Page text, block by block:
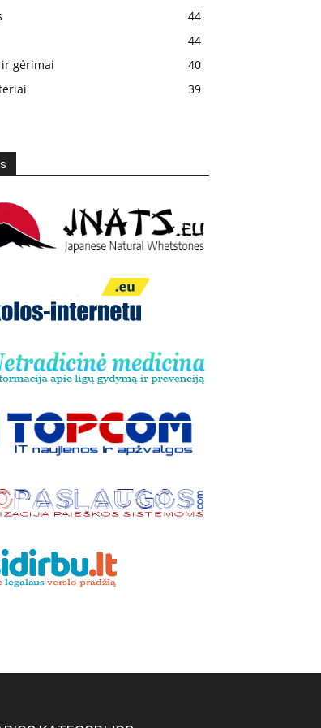
44
44
gėrimai
40
39